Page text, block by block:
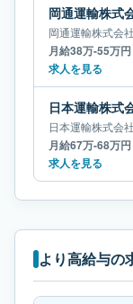
岡通運輸株式会社
月給38万-55万円
求人を見る
日本運輸株式会社
月給67万-68万円
求人を見る
より高給与の